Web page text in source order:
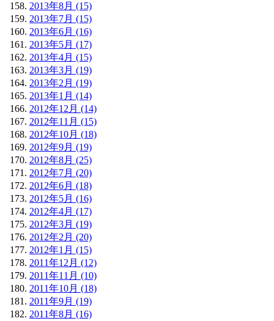
2013年8月 (15)
2013年7月 (15)
2013年6月 (16)
2013年5月 (17)
2013年4月 (15)
2013年3月 (19)
2013年2月 (19)
2013年1月 (14)
2012年12月 (14)
2012年11月 (15)
2012年10月 (18)
2012年9月 (19)
2012年8月 (25)
2012年7月 (20)
2012年6月 (18)
2012年5月 (16)
2012年4月 (17)
2012年3月 (19)
2012年2月 (20)
2012年1月 (15)
2011年12月 (12)
2011年11月 (10)
2011年10月 (18)
2011年9月 (19)
2011年8月 (16)